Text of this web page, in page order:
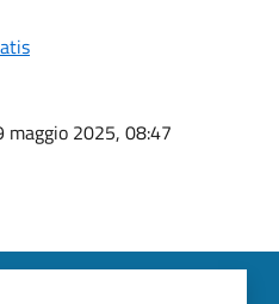
maggio 2025, 08:47